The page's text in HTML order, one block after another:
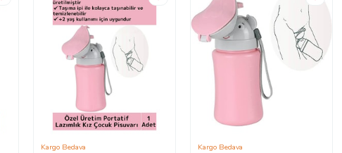
Kargo Bedava Kargo Bedava